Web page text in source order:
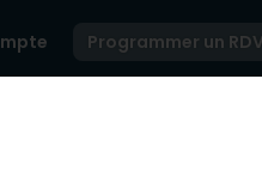
Programmer un RDV